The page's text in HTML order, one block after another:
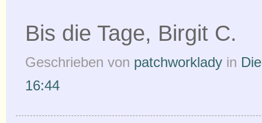
Bis die Tage, Birgit C.
Geschrieben von patchworklady in
16:44